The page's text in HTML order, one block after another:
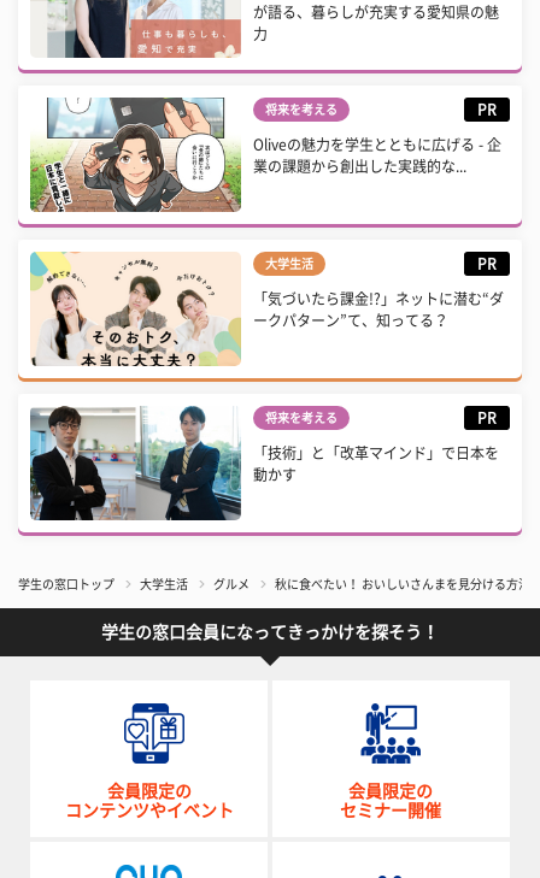
が語る、暮らしが充実する愛知県の魅
力
将来を考える PR
Oliveの魅力を学生とともに広げる - 企
業の課題から創出した実践的な...
大学生活 PR
「気づいたら課金!?」ネットに潜む“ダ
ークパターン”て、知ってる？
将来を考える PR
「技術」と「改革マインド」で日本を
動かす
学生の窓口トップ 大学生活 グルメ 秋に食べたい！ おいしいさんまを見分ける方法
学生の窓口会員になってきっかけを探そう！
会員限定の
コンテンツやイベント
会員限定の
セミナー開催